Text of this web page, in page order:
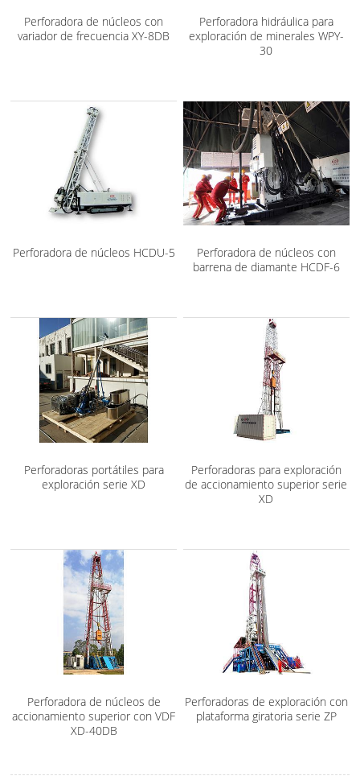
Perforadora de núcleos con
variador de frecuencia XY-8DB
Perforadora hidráulica para
exploración de minerales WPY-
30
Perforadora de núcleos HCDU-5
Perforadora de núcleos con
barrena de diamante HCDF-6
Perforadoras portátiles para
exploración serie XD
Perforadoras para exploración
de accionamiento superior serie
XD
Perforadora de núcleos de
accionamiento superior con VDF
XD-40DB
Perforadoras de exploración con
plataforma giratoria serie ZP